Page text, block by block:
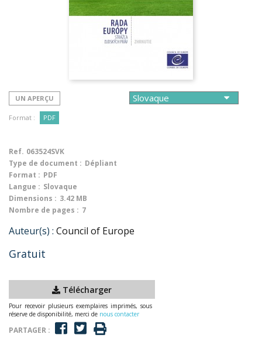
UN APERÇU
Format : PDF
Ref. 063524SVK
Type de document : Dépliant
Format : PDF
Langue : Slovaque
Dimensions : 3.42 MB
Nombre de pages : 7
Auteur(s) : Council of Europe
Gratuit
Télécharger
Pour recevoir plusieurs exemplaires imprimés, sous
réserve de disponibilité, merci de nous contacter
PARTAGER :